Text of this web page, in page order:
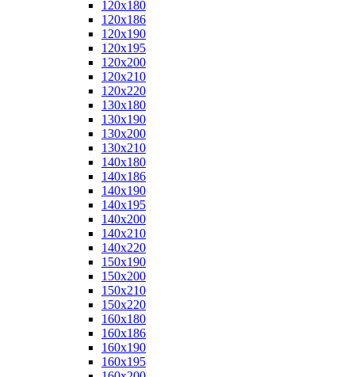
120x180
120x186
120x190
120x195
120x200
120x210
120x220
130x180
130x190
130x200
130x210
140x180
140x186
140x190
140x195
140x200
140x210
140x220
150x190
150x200
150x210
150x220
160x180
160x186
160x190
160x195